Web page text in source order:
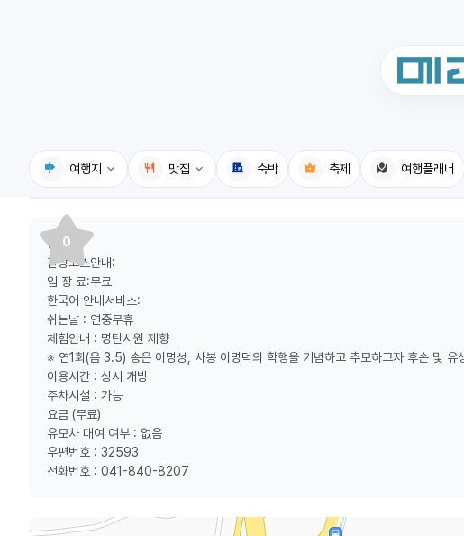
여행지
국내여행지
휴게소
전기충전소
식물도감
맛집 숙박 축제 여행플래너
최근 검색어
0
등산로:
관광코스안내:
입 장 료:무료
한국어 안내서비스:
쉬는날 : 연중무휴
체험안내 : 명탄서원 제향
※ 연1회(음 3.5) 송은 이명성, 사봉 이명덕의 학행을 기념하고 추모하고자 후손 및 유
이용시간 : 상시 개방
주차시설 : 가능
요금 (무료)
유모차 대여 여부 : 없음
우편번호 : 32593
전화번호 : 041-840-8207